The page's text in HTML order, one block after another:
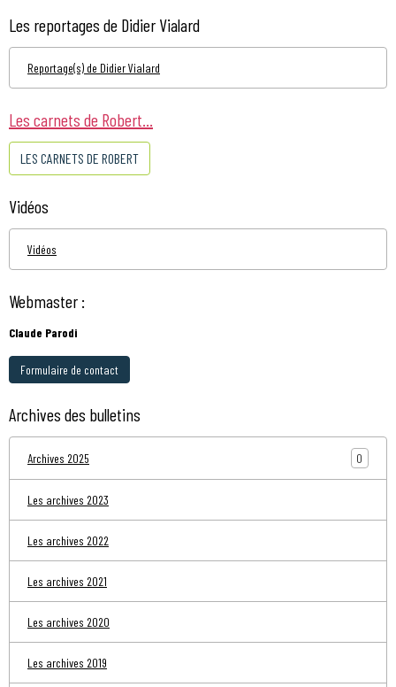
Les reportages de Didier Vialard
Reportage(s) de Didier Vialard
Les carnets de Robert...
LES CARNETS DE ROBERT
Vidéos
Vidéos
Webmaster :
Claude Parodi
Formulaire de contact
Archives des bulletins
Archives 2025 0
Les archives 2023
Les archives 2022
Les archives 2021
Les archives 2020
Les archives 2019